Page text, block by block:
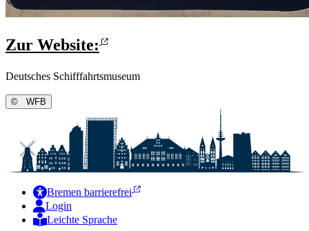
Zur Website:
Deutsches Schifffahrtsmuseum
© WFB
Bremen barrierefrei
Login
Leichte Sprache